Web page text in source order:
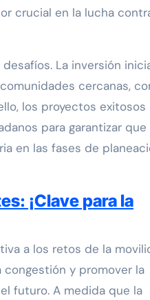
crucial en la lucha
La inversión
cercanas,
los proyectos exitosos
para garantizar que
en las fases de
¡Clave para la
a los retos de la
congestión y promover la
futuro. A medida que la